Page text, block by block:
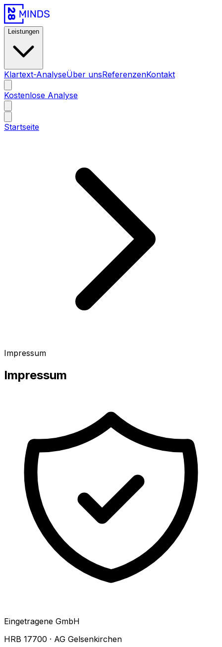
Leistungen
Klartext-AnalyseÜber unsReferenzenKontakt
Kostenlose Analyse
Startseite
Impressum
Impressum
Eingetragene GmbH
HRB 17700 · AG Gelsenkirchen